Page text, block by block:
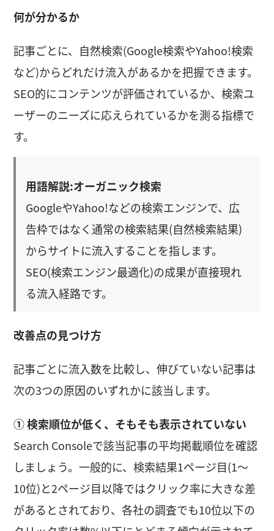
何が分かるか
記事ごとに、自然検索(Google検索やYahoo!検索
など)からどれだけ流入があるかを把握できます。
SEO的にコンテンツが評価されているか、検索ユ
ーザーのニーズに応えられているかを測る指標で
す。
用語解説:オーガニック検索
GoogleやYahoo!などの検索エンジンで、広
告枠ではなく通常の検索結果(自然検索結果)
からサイトに流入することを指します。
SEO(検索エンジン最適化)の成果が直接現れ
る流入経路です。
改善点の見つけ方
記事ごとに流入数を比較し、伸びていない記事は
次の3つの原因のいずれかに該当します。
① 検索順位が低く、そもそも表示されていない
Search Consoleで該当記事の平均掲載順位を確認
しましょう。一般的に、検索結果1ページ目(1〜
10位)と2ページ目以降ではクリック率に大きな差
があるとされており、各社の調査でも10位以下の